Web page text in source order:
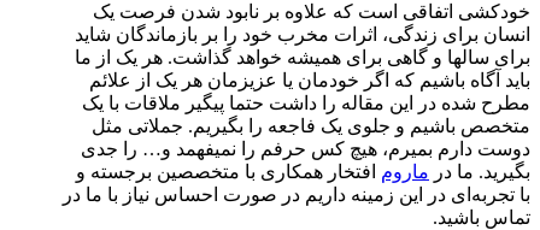
خودکشی اتفاقی است که علاوه بر نابود شدن فرصت یک
انسان برای زندگی، اثرات مخرب خود را بر بازماندگان شاید
برای سالها و گاهی برای همیشه خواهد گذاشت. هر یک از ما
باید آگاه باشیم که اگر خودمان یا عزیزمان هر یک از علائم
مطرح شده در این مقاله را داشت حتما پیگیر ملاقات با یک
متخصص باشیم و جلوی یک فاجعه را بگیریم. جملاتی مثل
دوست دارم بمیرم، هیچ کس حرفم را نمیفهمد و… را جدی
بگیرید. ما در ماروم افتخار همکاری با متخصصین برجسته و
با تجربه‌ای در این زمینه داریم در صورت احساس نیاز با ما در
تماس باشید.